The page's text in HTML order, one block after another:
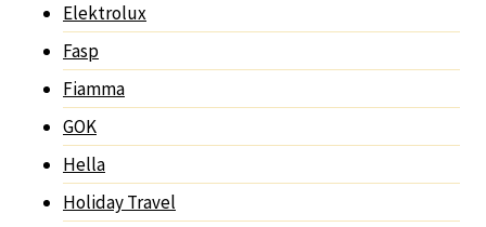
Elektrolux
Fasp
Fiamma
GOK
Hella
Holiday Travel